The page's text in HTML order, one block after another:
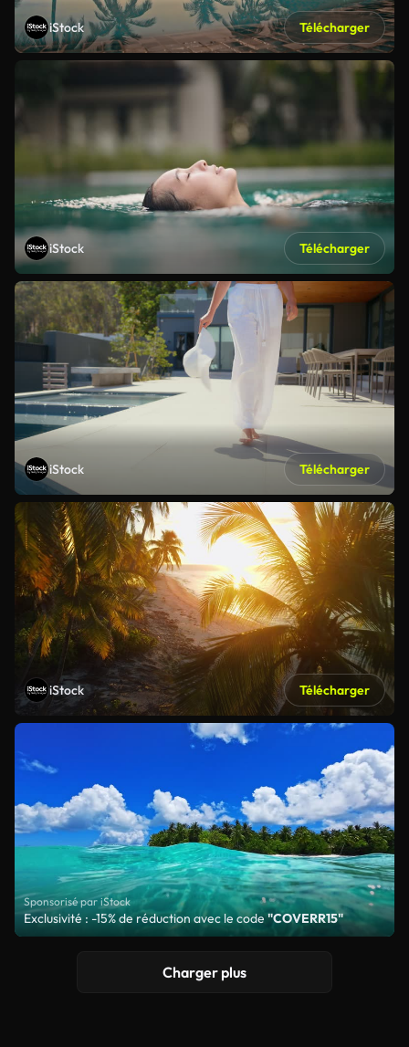
iStock Télécharger
iStock Télécharger
iStock Télécharger
iStock Télécharger
Sponsorisé par iStock
Exclusivité : -15% de réduction avec le code"COVERR15"
Charger plus